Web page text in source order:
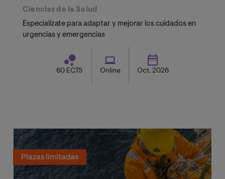
Ciencias de la Salud
Especialízate para adaptar y mejorar los cuidados en
urgencias y emergencias
60 ECTS Online Oct. 2026
Plazas limitadas